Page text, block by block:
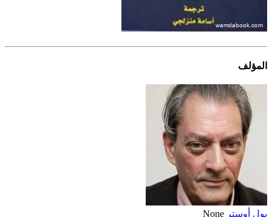
المؤلف
بول أوستر None